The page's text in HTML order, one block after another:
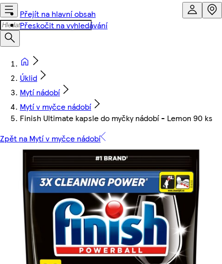
Přejít na hlavní obsah
Přeskočit na vyhledávání
Úklid
Mytí nádobí
Mytí v myčce nádobí
Finish Ultimate kapsle do myčky nádobí - Lemon 90 ks
Zpět na Mytí v myčce nádobí